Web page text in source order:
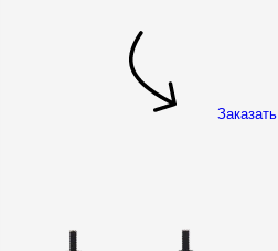
Заказать